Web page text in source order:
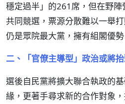
穩定過半」的261席，但在野
共同競選，票源分散難以一舉
仍是眾院最大黨，擁有組閣優勢
二、「官僚主導型」政治或將
選後自民黨將擴大聯合執政的
緣，更著手尋求新的合作對象